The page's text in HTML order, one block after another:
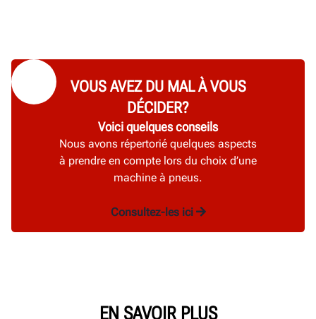
VOUS AVEZ DU MAL À VOUS
DÉCIDER?
Voici quelques conseils
Nous avons répertorié quelques aspects
à prendre en compte lors du choix d’une
machine à pneus.
Consultez-les ici
EN SAVOIR PLUS